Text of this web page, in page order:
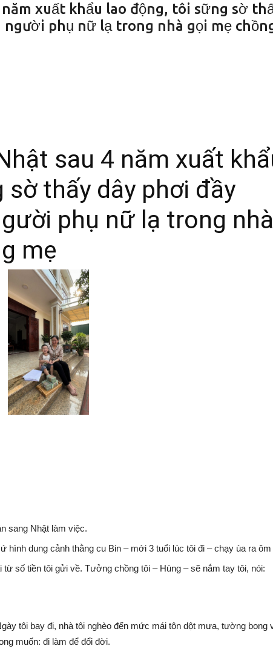
xuất khẩu lao động, tôi sững sờ
người phụ nữ lạ trong nhà gọi mẹ
sau 4 năm xuất
sờ thấy dây phơi đầy
phụ nữ lạ trong nhà
mẹ
sang Nhật làm việc.
dung cảnh thằng cu Bin – mới 3 tuổi lúc tôi đi – chạy ùa ra ôm
số tiền tôi gửi về. Tưởng chồng tôi – Hùng – sẽ nắm tay tôi, nói:
tôi bay đi, nhà tôi nghèo đến mức mái tôn dột mưa, tường bong
muốn: đi làm để đổi đời.